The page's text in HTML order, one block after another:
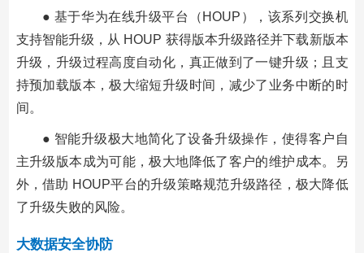
● 基于华为在线升级平台（HOUP），该系列交换机
支持智能升级，从 HOUP 获得版本升级路径并下载新版本
升级，升级过程高度自动化，真正做到了一键升级；且支
持预加载版本，极大缩短升级时间，减少了业务中断的时
间。
● 智能升级极大地简化了设备升级操作，使得客户自
主升级版本成为可能，极大地降低了客户的维护成本。另
外，借助 HOUP平台的升级策略规范升级路径，极大降低
了升级失败的风险。
大数据安全协防